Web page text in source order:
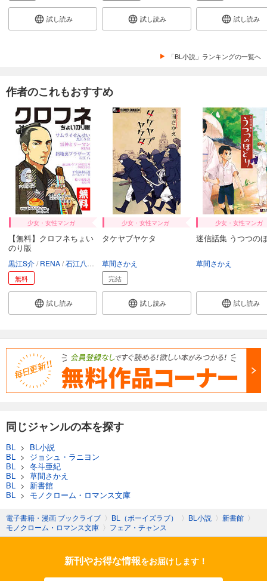
試し読み 試し読み 試し読み
「BL小説」ランキングの一覧へ
作者のこれもおすすめ
少女・女性マンガ
【無料】クロフネちょい
のり版
黒江S介 RENA 石江八 草間さかえ ホームラン・拳 石原理 アリムラモハ
無料
試し読み
少女・女性マンガ
タケヤブヤケタ
草間さかえ
完結
試し読み
少女・女性マンガ
迷信話集 うつつの
草間さかえ
試し読み
同じジャンルの本を探す
BL > BL小説
BL > ジョシュ・ラニヨン
BL > 冬斗亜紀
BL > 草間さかえ
BL > 新書館
BL > モノクローム・ロマンス文庫
電子書籍・漫画 ブックライブ 〉 BL（ボーイズラブ） 〉 BL小説 〉 新書館 〉
モノクローム・ロマンス文庫 〉 フェア・チャンス
新刊やお得な情報をお届けします！